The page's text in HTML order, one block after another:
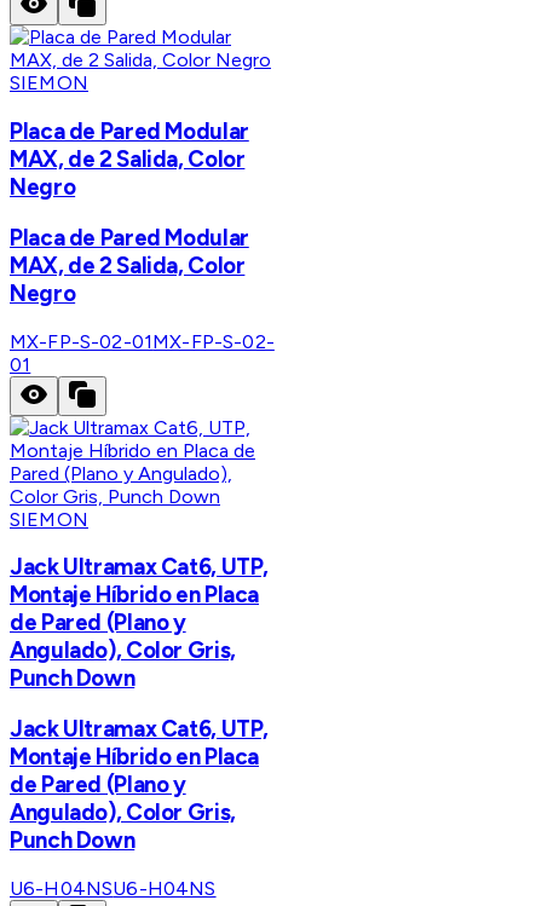
SIEMON
Placa de Pared Modular
MAX, de 2 Salida, Color
Negro
Placa de Pared Modular
MAX, de 2 Salida, Color
Negro
MX-FP-S-02-01MX-FP-S-02-
01
SIEMON
Jack Ultramax Cat6, UTP,
Montaje Híbrido en Placa
de Pared (Plano y
Angulado), Color Gris,
Punch Down
Jack Ultramax Cat6, UTP,
Montaje Híbrido en Placa
de Pared (Plano y
Angulado), Color Gris,
Punch Down
U6-H04NSU6-H04NS